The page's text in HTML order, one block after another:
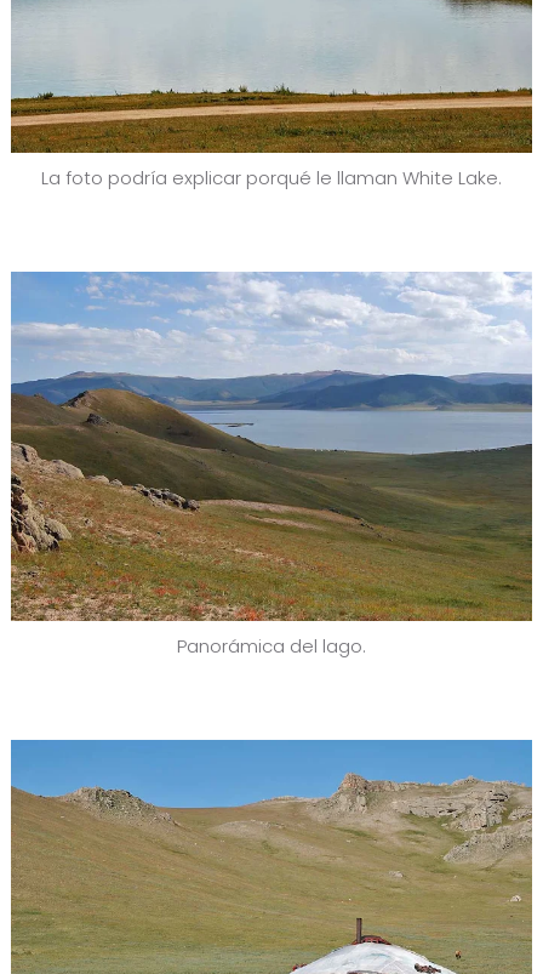
La foto podría explicar porqué le llaman White Lake.
Panorámica del lago.